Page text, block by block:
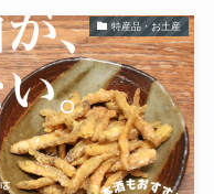
特産品・お土産